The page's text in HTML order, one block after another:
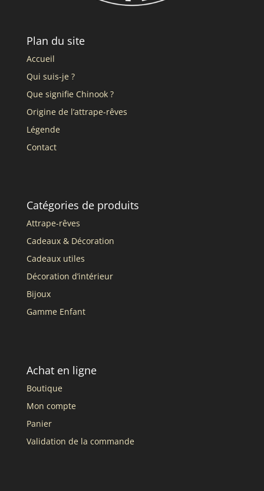
Plan du site
Accueil
Qui suis-je ?
Que signifie Chinook ?
Origine de l’attrape-rêves
Légende
Contact
Catégories de produits
Attrape-rêves
Cadeaux & Décoration
Cadeaux utiles
Décoration d’intérieur
Bijoux
Gamme Enfant
Achat en ligne
Boutique
Mon compte
Panier
Validation de la commande